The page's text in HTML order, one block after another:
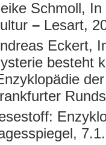
Schmoll,
– Lesart,
Eckert,
besteht